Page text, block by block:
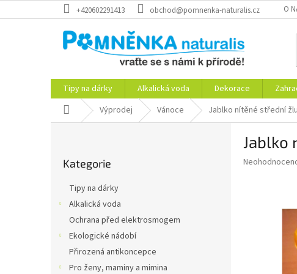
na
+420602291413 obchod@pomnenka-naturalis.cz O
Tipy na dárky Alkalická voda Dekorace
Domů Výprodej Vánoce Jablko nítěné střední
kategorie
Kategorie
Tipy na dárky
Alkalická voda
Ochrana před elektrosmogem
Ekologické nádobí
Přirozená antikoncepce
Pro ženy, maminy a mimina
Jablko
Průměrné